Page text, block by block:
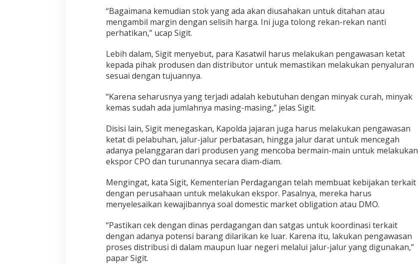
r
T
r
d
i
s
i
n
a
l
a
n
M
o
d
r
n
T
e
s
e
d
i
“Bagaimana kemudian stok yang ada akan diusahakan untuk ditahan atau
mengambil margin dengan selisih harga. Ini juga tolong rekan-rekan nanti
perhatikan,” ucap Sigit.
Lebih dalam, Sigit menyebut, para Kasatwil harus melakukan pengawasan ketat
kepada pihak produsen dan distributor untuk memastikan melakukan penyaluran
sesuai dengan tujuannya.
“Karena seharusnya yang terjadi adalah kebutuhan dengan minyak curah, minyak
kemas sudah ada jumlahnya masing-masing,” jelas Sigit.
Disisi lain, Sigit menegaskan, Kapolda jajaran juga harus melakukan pengawasan
ketat di pelabuhan, jalur-jalur perbatasan, hingga jalur darat untuk mencegah
adanya pelanggaran dari produsen yang mencoba bermain-main untuk melakukan
ekspor CPO dan turunannya secara diam-diam.
Mengingat, kata Sigit, Kementerian Perdagangan telah membuat kebijakan terkait
dengan perusahaan untuk melakukan ekspor. Pasalnya, mereka harus
menyelesaikan kewajibannya soal domestic market obligation atau DMO.
“Pastikan cek dengan dinas perdagangan dan satgas untuk koordinasi terkait
dengan adanya potensi barang dilarikan ke luar. Karena itu, lakukan pengawasan
proses distribusi di dalam maupun luar negeri melalui jalur-jalur yang digunakan,”
papar Sigit.